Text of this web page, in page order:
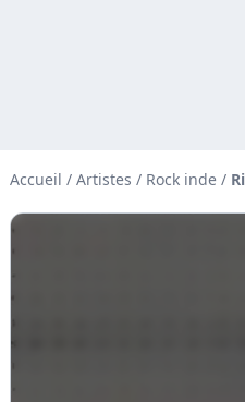
Accueil / Artistes / Rock inde /